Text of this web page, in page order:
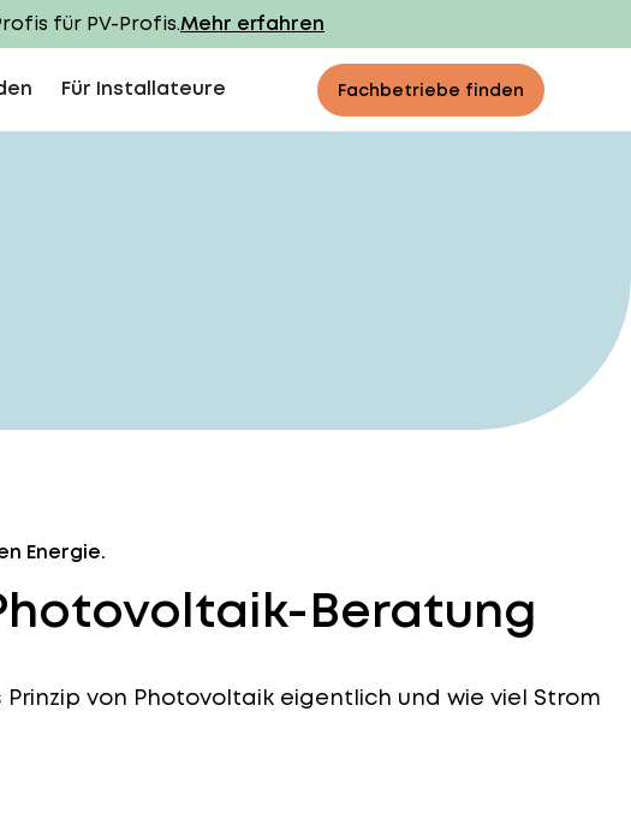
für PV-Profis.Mehr erfahren
Für Installateure Fachbetriebe finden
Energie.
Beratung
von Photovoltaik eigentlich und wie viel Strom